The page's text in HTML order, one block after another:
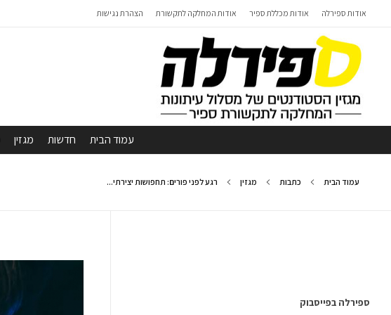
אודות ספירלה אודות מכללת ספיר אודות המחלקה לתקשורת הצהרת נגישות
עמוד הבית חדשות מגזין
עמוד הבית כתבות מגזין רגע לפני פורים: תחפושות יצירתי...
ספירלה בפייסבוק